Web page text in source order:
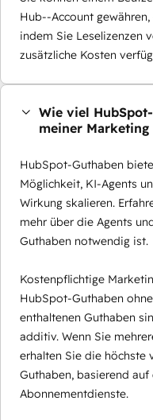
Hub--Account
indem Sie Leselizenzen
zusätzliche Kosten
Wie viel
meiner Marketing
HubSpot-Guthaben
Möglichkeit, KI-Agents
Wirkung skalieren.
mehr über die Agents
Guthaben notwendig ist.
Kostenpflichtige
HubSpot-Guthaben
enthaltenen Guthaben
additiv. Wenn Sie
erhalten Sie die höchste
Guthaben, basierend
Abonnementdienste.